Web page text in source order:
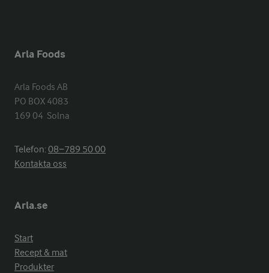
Arla Foods
Arla Foods AB
PO BOX 4083
169 04  Solna
Telefon:08−789 50 00
Kontakta oss
Arla.se
Start
Recept & mat
Produkter